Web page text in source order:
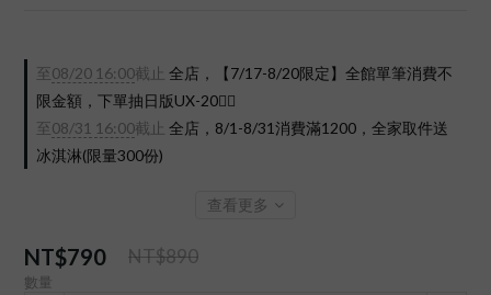
至08/20 16:00截止
全店，【7/17-8/20限定】全館單筆消費不
限金額，下單抽日版UX-20❤️‍🔥
至08/31 16:00截止
全店，8/1-8/31消費滿1200，全家取件送
冰淇淋(限量300份)
查看更多
NT$790 NT$890
數量